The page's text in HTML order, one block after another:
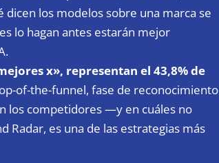
dicen los modelos sobre una marca se
lo hagan antes estarán mejor
x», representan el 43,8% de
of-the-funnel, fase de reconocimiento
los competidores —y en cuáles no
es una de las estrategias más